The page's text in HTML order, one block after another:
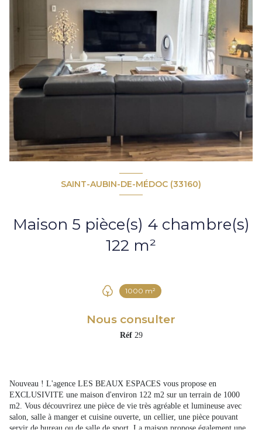
SAINT-AUBIN-DE-MÉDOC (33160)
Maison 5 pièce(s) 4 chambre(s)
122 m²
1000 m²
Nous consulter
Réf 29
Nouveau ! L'agence LES BEAUX ESPACES vous propose en
EXCLUSIVITE une maison d'environ 122 m2 sur un terrain de 1000
m2. Vous découvrirez une pièce de vie très agréable et lumineuse avec
salon, salle à manger et cuisine ouverte, un cellier, une pièce pouvant
servir de bureau ou de salle de sport. La maison propose également une